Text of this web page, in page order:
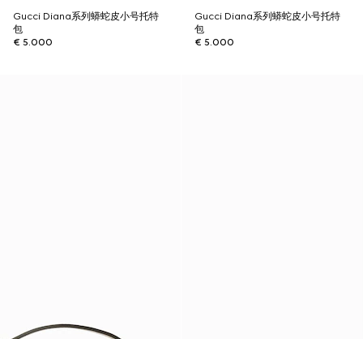
Gucci Diana系列蟒蛇皮小号托特
包
€ 5.000
Gucci Diana系列蟒蛇皮小号托特
包
€ 5.000